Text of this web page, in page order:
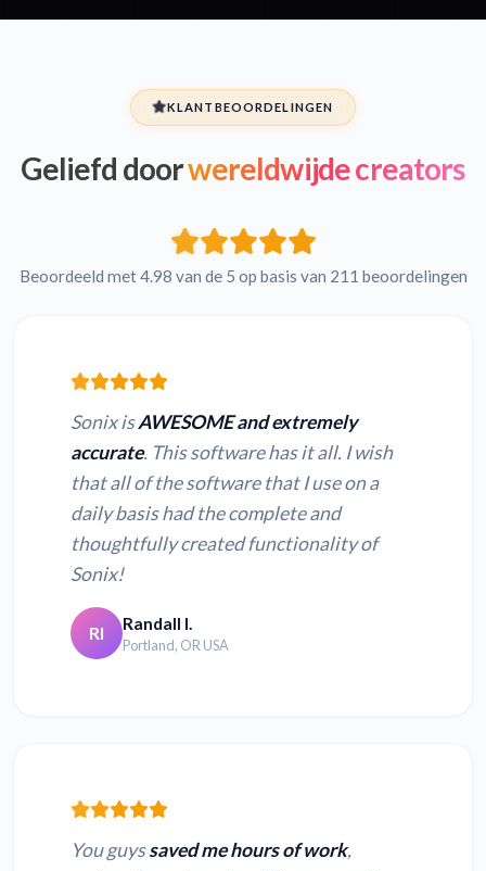
KLANTBEOORDELINGEN
Geliefd doorwereldwijde creators
Beoordeeld met 4.98 van de 5 op basis van 211 beoordelingen
Sonix isAWESOME and extremely
accurate. This software has it all. I wish
that all of the software that I use on a
daily basis had the complete and
thoughtfully created functionality of
Sonix!
RI Randall I.
Portland, OR USA
You guyssaved me hours of work,